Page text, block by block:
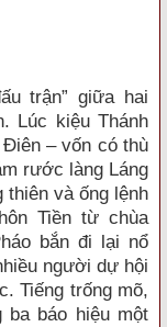
trận” giữa hai
Lúc kiệu Thánh
– vốn có thù
rước làng Láng
thiên và ống lệnh
Tiền từ chùa
bắn đi lại nổ
người dự hội
Tiếng trống mõ,
ba báo hiệu một